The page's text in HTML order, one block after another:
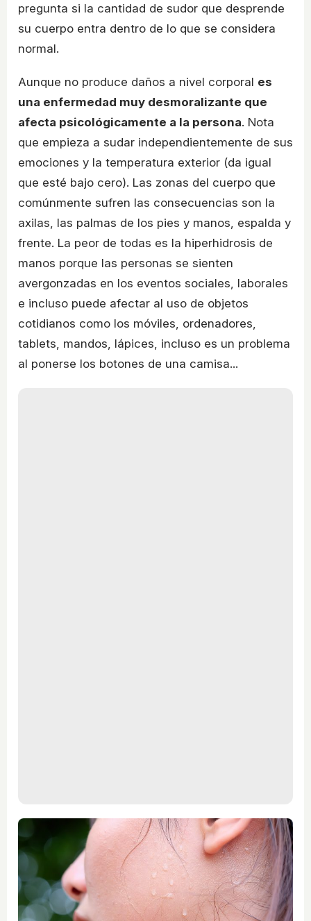
pregunta si la cantidad de sudor que desprende
su cuerpo entra dentro de lo que se considera
normal.
Aunque no produce daños a nivel corporal es
una enfermedad muy desmoralizante que
afecta psicológicamente a la persona. Nota
que empieza a sudar independientemente de sus
emociones y la temperatura exterior (da igual
que esté bajo cero). Las zonas del cuerpo que
comúnmente sufren las consecuencias son la
axilas, las palmas de los pies y manos, espalda y
frente. La peor de todas es la hiperhidrosis de
manos porque las personas se sienten
avergonzadas en los eventos sociales, laborales
e incluso puede afectar al uso de objetos
cotidianos como los móviles, ordenadores,
tablets, mandos, lápices, incluso es un problema
al ponerse los botones de una camisa...